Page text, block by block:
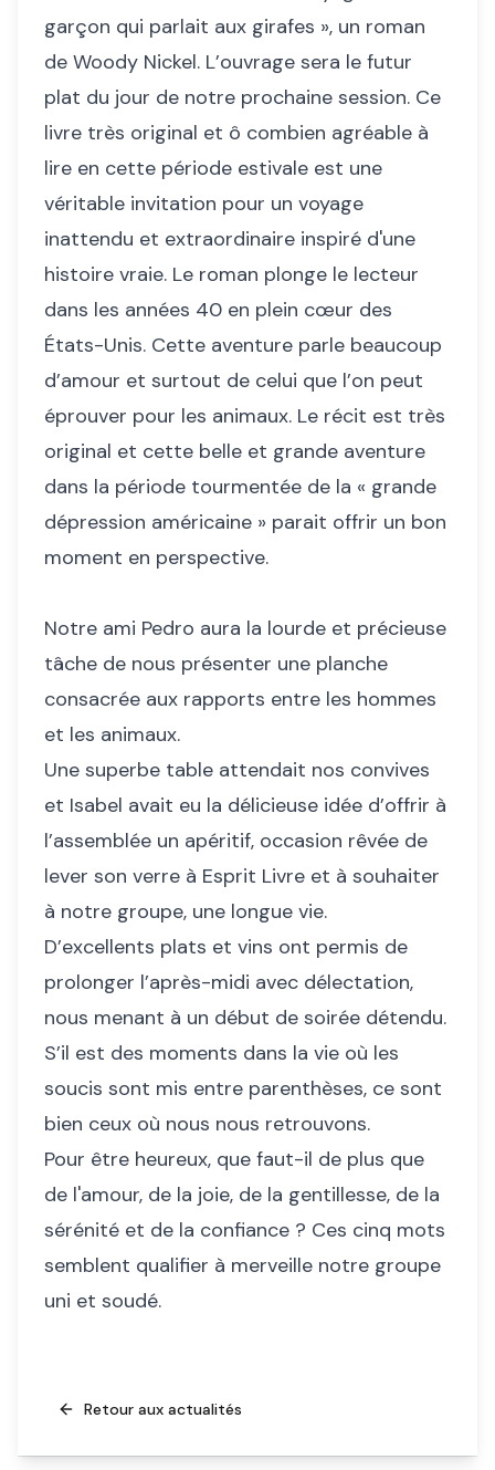
garçon qui parlait aux girafes », un roman
de Woody Nickel. L’ouvrage sera le futur
plat du jour de notre prochaine session. Ce
livre très original et ô combien agréable à
lire en cette période estivale est une
véritable invitation pour un voyage
inattendu et extraordinaire inspiré d'une
histoire vraie. Le roman plonge le lecteur
dans les années 40 en plein cœur des
États-Unis. Cette aventure parle beaucoup
d’amour et surtout de celui que l’on peut
éprouver pour les animaux. Le récit est très
original et cette belle et grande aventure
dans la période tourmentée de la « grande
dépression américaine » parait offrir un bon
moment en perspective.
Notre ami Pedro aura la lourde et précieuse
tâche de nous présenter une planche
consacrée aux rapports entre les hommes
et les animaux.
Une superbe table attendait nos convives
et Isabel avait eu la délicieuse idée d’offrir à
l’assemblée un apéritif, occasion rêvée de
lever son verre à Esprit Livre et à souhaiter
à notre groupe, une longue vie.
D’excellents plats et vins ont permis de
prolonger l’après-midi avec délectation,
nous menant à un début de soirée détendu.
S’il est des moments dans la vie où les
soucis sont mis entre parenthèses, ce sont
bien ceux où nous nous retrouvons.
Pour être heureux, que faut-il de plus que
de l'amour, de la joie, de la gentillesse, de la
sérénité et de la confiance ? Ces cinq mots
semblent qualifier à merveille notre groupe
uni et soudé.
Retour aux actualités